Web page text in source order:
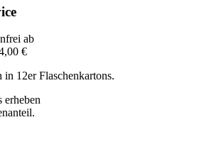
ab
€
12er Flaschenkartons.
erheben